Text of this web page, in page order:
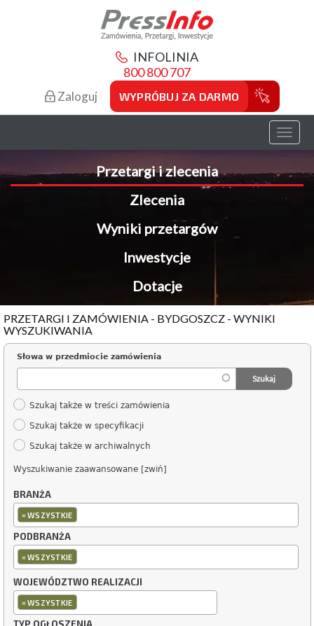
INFOLINIA
800 800 707
Zaloguj WYPRÓBUJ ZA DARMO
Toggle
Przetargi i zlecenia
Zlecenia
Wyniki przetargów
Inwestycje
Dotacje
PRZETARGI I ZAMÓWIENIA - BYDGOSZCZ - WYNIKI
WYSZUKIWANIA
Słowa w przedmiocie zamówienia
Szukaj także w treści zamówienia
Szukaj także w specyfikacji
Szukaj także w archiwalnych
Wyszukiwanie zaawansowane [zwiń]
BRANŻA
×WSZYSTKIE
PODBRANŻA
×WSZYSTKIE
WOJEWÓDZTWO REALIZACJI
×WSZYSTKIE